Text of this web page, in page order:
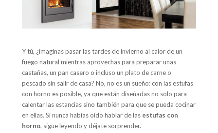
Y tú, ¿imaginas pasar las tardes de invierno al calor de un
fuego natural mientras aprovechas para preparar unas
castañas, un pan casero o incluso un plato de carne o
pescado sin salir de casa? No, no es un sueño: con las estufas
con horno es posible, ya que están diseñadas no solo para
calentar las estancias sino también para que se pueda cocinar
en ellas. Si nunca habías oído hablar de las estufas con
horno, sigue leyendo y déjate sorprender.